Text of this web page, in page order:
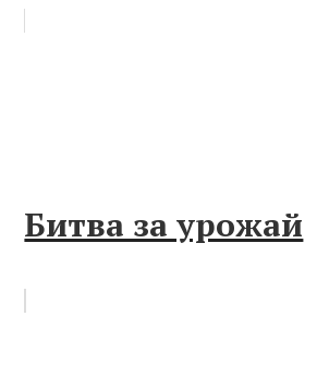
Битва за урожай